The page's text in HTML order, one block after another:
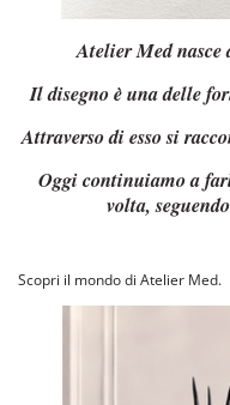
Atelier Med nasce
Il disegno è una delle
Attraverso di esso si
Oggi continuiamo a
volta,
Scopri il mondo di Atelier Med.